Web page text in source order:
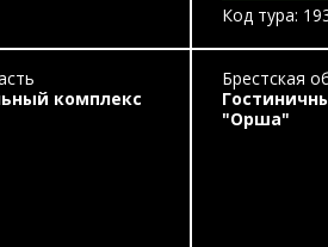
Код тура:
комплекс
Брестская
"Орша"